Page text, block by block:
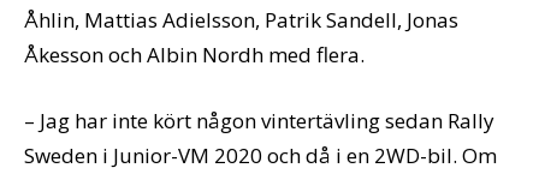
Åhlin, Mattias Adielsson, Patrik Sandell, Jonas
Åkesson och Albin Nordh med flera.
– Jag har inte kört någon vintertävling sedan Rally
Sweden i Junior-VM 2020 och då i en 2WD-bil. Om